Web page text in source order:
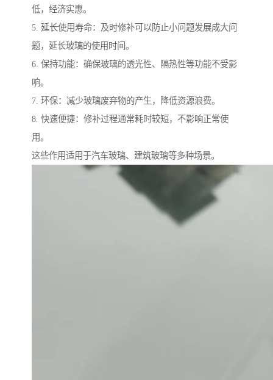
低，经济实惠。
5. 延长使用寿命：及时修补可以防止小问题发展成大问
题，延长玻璃的使用时间。
6. 保持功能：确保玻璃的透光性、隔热性等功能不受影
响。
7. 环保：减少玻璃废弃物的产生，降低资源浪费。
8. 快速便捷：修补过程通常耗时较短，不影响正常使
用。
这些作用适用于汽车玻璃、建筑玻璃等多种场景。